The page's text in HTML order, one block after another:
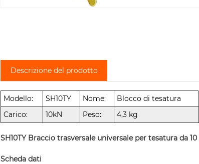
Descrizione del prodotto
Modello: SH10TY Nome:
Blocco di tesatura
Carico:
10kN Peso: 4,3 kg
SH10TY Braccio trasversale universale per tesatura da
Scheda dati